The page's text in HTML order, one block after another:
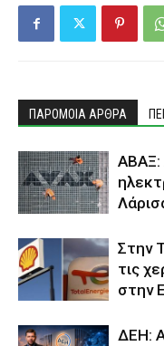
ΠΑΡΟΜΟΙΑ ΑΡΘΡΑ
ΑΒΑΞ:
Στην
τις
στην
ΔΕΗ: